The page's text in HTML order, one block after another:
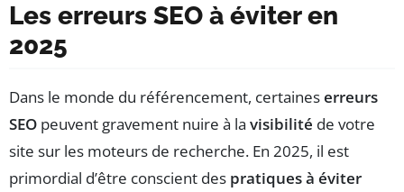
Les erreurs SEO à éviter en
2025
Dans le monde du référencement, certaineserreurs
SEO peuvent gravement nuire à la visibilité de votre
site sur les moteurs de recherche. En 2025, il est
primordial d’être conscient des pratiques à éviter